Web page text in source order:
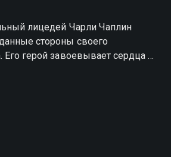
лицедей Чарли Чаплин
стороны своего
Его герой завоевывает сердца и
вдовушек и старых дев, а